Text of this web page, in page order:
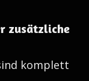
zusätzliche
komplett